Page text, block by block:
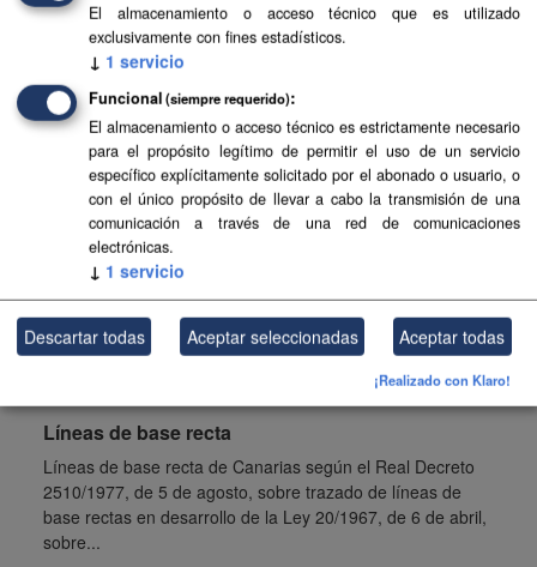
Base Topográfica a escala 1:5.000 de Canarias
(2004-2006)
Base Topográfica a escala 1:5.000 de Canarias (2004-
2006)
SpatiaLite
Aguas canarias
Delimitación de las aguas canarias según la Ley 44/2010,
de 30 de diciembre. Esta delimitación está compuesta por
líneas de base recta que unen extremos de islas o islotes.
Las...
SHP
Líneas de base recta
Líneas de base recta de Canarias según el Real Decreto
2510/1977, de 5 de agosto, sobre trazado de líneas de
base rectas en desarrollo de la Ley 20/1967, de 6 de abril,
sobre...
El almacenamiento o acceso técnico que es utilizado
exclusivamente con fines estadísticos.
↓ 1 servicio
Funcional (siempre requerido)
El almacenamiento o acceso técnico es estrictamente necesario
para el propósito legítimo de permitir el uso de un servicio
específico explícitamente solicitado por el abonado o usuario, o
con el único propósito de llevar a cabo la transmisión de una
comunicación a través de una red de comunicaciones
electrónicas.
↓ 1 servicio
Descartar todas Aceptar seleccionadas Aceptar todas
¡Realizado con Klaro!